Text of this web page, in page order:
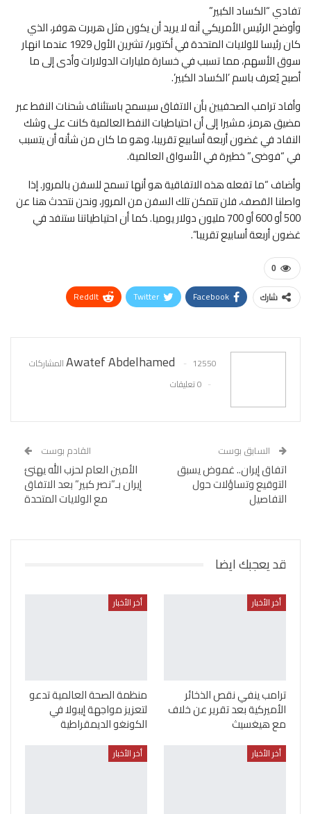
تفادي “الكساد الكبير”
وأوضح الرئيس الأمريكي أنه لا يريد أن يكون مثل هربرت هوفر، الذي
كان رئيسا للولايات المتحدة في أكتوبر/ تشرين الأول 1929 عندما انهار
سوق الأسهم، مما تسبب في خسارة ‌مليارات الدولارات وأدى إلى ما
أصبح يُعرف باسم ’الكساد الكبير’.
وأفاد ترامب الصحفيين بأن الاتفاق سيسمح باستئناف شحنات النفط عبر
مضيق هرمز، مشيرا إلى أن احتياطيات النفط العالمية كانت على وشك
النفاد في غضون أربعة أسابيع تقريبا، وهو ما كان من شأنه أن يتسبب
‌في “فوضى” خطيرة في الأسواق العالمية.
وأضاف “ما تفعله هذه الاتفاقية هو أنها تسمح للسفن بالمرور. إذا
واصلنا القصف، فلن تتمكن تلك السفن من ​المرور، ونحن نتحدث هنا عن
500 أو 600 أو 700 مليون دولار يوميا. كما أن احتياطياتنا ستنفد في
غضون أربعة أسابيع تقريبا”.
0
شارك Facebook
Twitter
ReddIt
Awatef Abdelhamed
12550 المشاركات
0 تعليقات
السابق بوست
اتفاق إيران.. غموض يسبق
التوقيع وتساؤلات حول
التفاصيل
القادم بوست
الأمين العام لحزب الله يهنئ
إيران بـ”نصر كبير” بعد الاتفاق
مع الولايات المتحدة
قد يعجبك ايضا
أخر الأخبار
ترامب ينفي نقص الذخائر
الأميركية بعد تقرير عن خلاف
مع هيغسيث
أخر الأخبار
منظمة الصحة العالمية تدعو
لتعزيز مواجهة إيبولا في
الكونغو الديمقراطية
أخر الأخبار أخر الأخبار